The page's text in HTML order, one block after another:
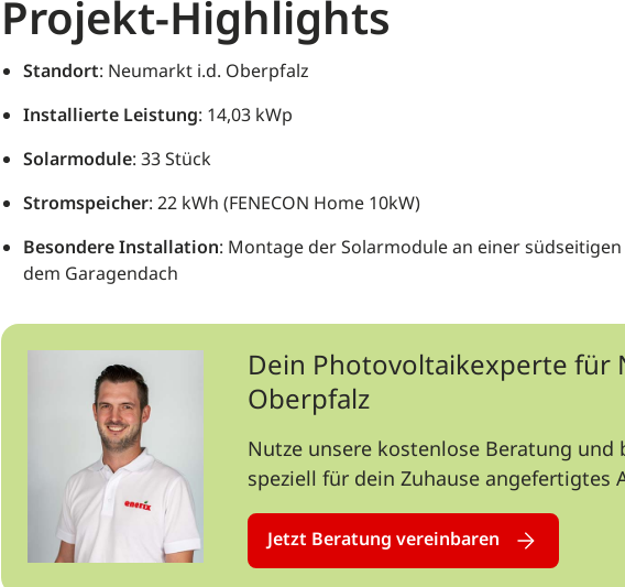
Projekt-Highlights
Standort: Neumarkt i.d. Oberpfalz
Installierte Leistung: 14,03 kWp
Solarmodule: 33 Stück
Stromspeicher: 22 kWh (FENECON Home 10kW)
Besondere Installation: Montage der Solarmodule an einer
dem Garagendach
Dein Photovoltaikexperte für
Oberpfalz
Nutze unsere kostenlose Beratung und
speziell für dein Zuhause angefertigtes
Jetzt Beratung vereinbaren